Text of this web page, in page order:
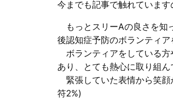
今までも記事で触れています
もっとスリーAの良さを知
後認知症予防のボランティア
ボランティアをしている方
あり、とても熱心に取り組ん
緊張していた表情から笑顔
符2%)